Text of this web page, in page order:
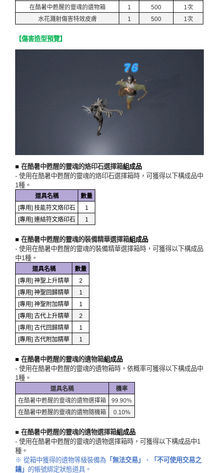
在酷暑中甦醒的靈魂的遺物箱 1 500
1次
水花濺射傷害特效皮膚
1 500 1次
【傷害造型預覽】
■在酷暑中甦醒的靈魂的烙印石選擇箱組成品
- 使用在酷暑中甦醒的靈魂的烙印石選擇箱時，可獲得以下構成品中
1種。
道具名稱
數量
[專用] 技能符文烙印石
1
[專用] 連結符文烙印石
1
■在酷暑中甦醒的靈魂的裝備精華選擇箱組成品
- 使用在酷暑中甦醒的靈魂的裝備精華選擇箱時，可獲得以下構成品
中1種。
道具名稱
數量
[專用] 神聖上升精華
2
[專用] 神聖回歸精華
1
[專用] 神聖附加精華
1
[專用] 古代上升精華
2
[專用] 古代回歸精華
1
[專用] 古代附加精華
1
■在酷暑中甦醒的靈魂的遺物箱組成品
- 使用在酷暑中甦醒的靈魂的遺物箱時，依概率可獲得以下構成品中
1種。
道具名稱
機率
在酷暑中甦醒的靈魂的遺物選擇箱
99.90%
在酷暑中甦醒的靈魂的遺物隨機箱
0.10%
■ 在酷暑中甦醒的靈魂的遺物選擇箱組成品
- 使用在酷暑中甦醒的靈魂的遺物選擇箱時，可獲得以下構成品中1
種。
※ 從箱中獲得的遺物等級裝備為 「無法交易」 、
「不可使用交易之
鑰」 的帳號綁定狀態道具。